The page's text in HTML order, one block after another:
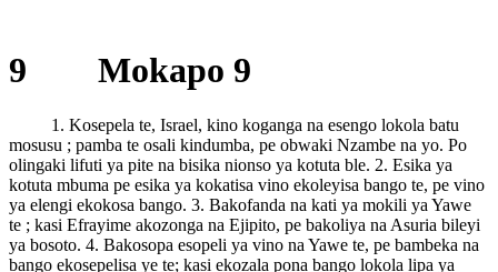
9 Mokapo 9
1. Kosepela te, Israel, kino koganga na esengo lokola batu
mosusu ; pamba te osali kindumba, pe obwaki Nzambe na yo. Po
olingaki lifuti ya pite na bisika nionso ya kotuta ble. 2. Esika ya
kotuta mbuma pe esika ya kokatisa vino ekoleyisa bango te, pe vino
ya elengi ekokosa bango. 3. Bakofanda na kati ya mokili ya Yawe
te ; kasi Efrayime akozonga na Ejipito, pe bakoliya na Asuria bileyi
ya bosoto. 4. Bakosopa esopeli ya vino na Yawe te, pe bambeka na
bango ekosepelisa ye te; kasi ekozala pona bango lokola lipa ya